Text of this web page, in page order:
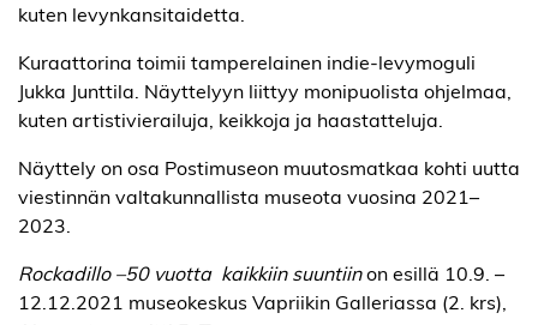
kuten levynkansitaidetta.
Kuraattorina toimii tamperelainen indie-levymoguli
Jukka Junttila. Näyttelyyn liittyy monipuolista ohjelmaa,
kuten artistivierailuja, keikkoja ja haastatteluja.
Näyttely on osa Postimuseon muutosmatkaa kohti uutta
viestinnän valtakunnallista museota vuosina 2021–
2023.
Rockadillo –50 vuotta kaikkiin suuntiinon esillä 10.9. –
12.12.2021 museokeskus Vapriikin Galleriassa (2. krs),